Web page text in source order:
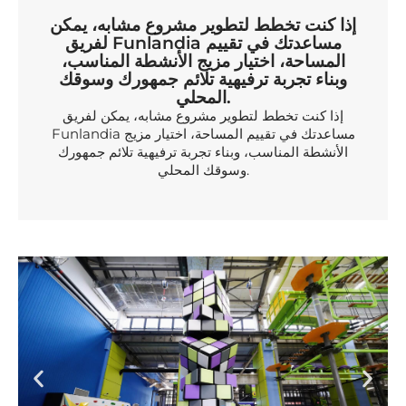
إذا كنت تخطط لتطوير مشروع مشابه، يمكن
لفريق Funlandia مساعدتك في تقييم
المساحة، اختيار مزيج الأنشطة المناسب،
وبناء تجربة ترفيهية تلائم جمهورك وسوقك
المحلي.
إذا كنت تخطط لتطوير مشروع مشابه، يمكن لفريق
Funlandia مساعدتك في تقييم المساحة، اختيار مزيج
الأنشطة المناسب، وبناء تجربة ترفيهية تلائم جمهورك
وسوقك المحلي.